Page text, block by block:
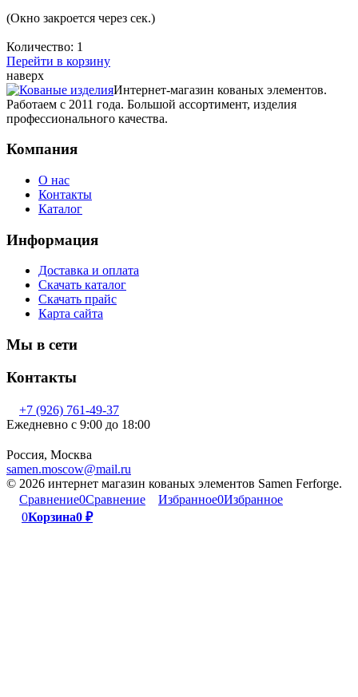
(Окно закроется через сек.)
Количество: 1
Перейти в корзину
наверх
Интернет-магазин кованых элементов.
Работаем с 2011 года. Большой ассортимент, изделия
профессионального качества.
Компания
О нас
Контакты
Каталог
Информация
Доставка и оплата
Скачать каталог
Скачать прайс
Карта сайта
Мы в сети
Контакты
+7 (926) 761-49-37
Ежедневно с 9:00 до 18:00
Россия, Москва
samen.moscow@mail.ru
© 2026 интернет магазин кованых элементов Samen Ferforge.
Сравнение0Сравнение Избранное0Избранное
0Корзина0 ₽